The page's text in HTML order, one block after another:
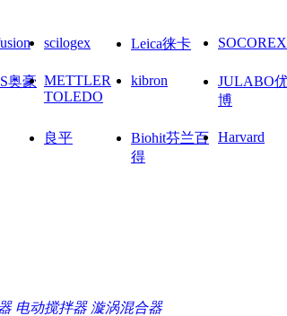
scilogex Leica徕卡 SOCOREX
奥豪 METTLER
TOLEDO
kibron
JULABO
博
良平
Biohit芬兰百
得
Harvard
电动搅拌器 漩涡混合器